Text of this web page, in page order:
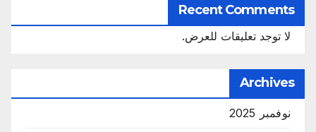
Recent Comments
لا توجد تعليقات للعرض.
Archives
نوفمبر 2025